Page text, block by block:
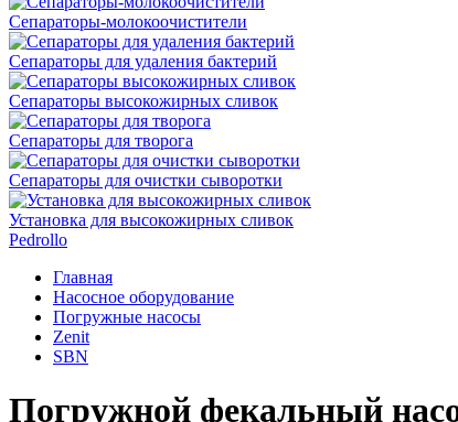
Сепараторы-молокоочистители
Сепараторы для удаления бактерий
Сепараторы высокожирных сливок
Сепараторы для творога
Сепараторы для очистки сыворотки
Установка для высокожирных сливок
Pedrollo
Главная
Насосное оборудование
Погружные насосы
Zenit
SBN
Погружной фекальный